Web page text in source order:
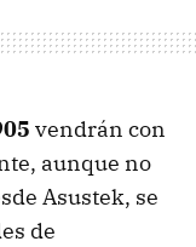
vendrán con
aunque no
Asustek, se
de